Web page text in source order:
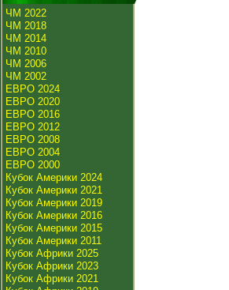
ЧМ 2022
ЧМ 2018
ЧМ 2014
ЧМ 2010
ЧМ 2006
ЧМ 2002
ЕВРО 2024
ЕВРО 2020
ЕВРО 2016
ЕВРО 2012
ЕВРО 2008
ЕВРО 2004
ЕВРО 2000
Кубок Америки 2024
Кубок Америки 2021
Кубок Америки 2019
Кубок Америки 2016
Кубок Америки 2015
Кубок Америки 2011
Кубок Африки 2025
Кубок Африки 2023
Кубок Африки 2021